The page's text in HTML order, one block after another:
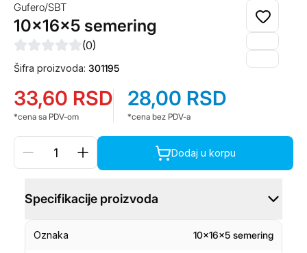
Gufero/SBT
10x16x5 semering
(0)
Šifra proizvoda: 301195
33,60 RSD
*cena sa PDV-om
28,00 RSD
*cena bez PDV-a
Dodaj u korpu
Specifikacije proizvoda
Oznaka 10x16x5 semering